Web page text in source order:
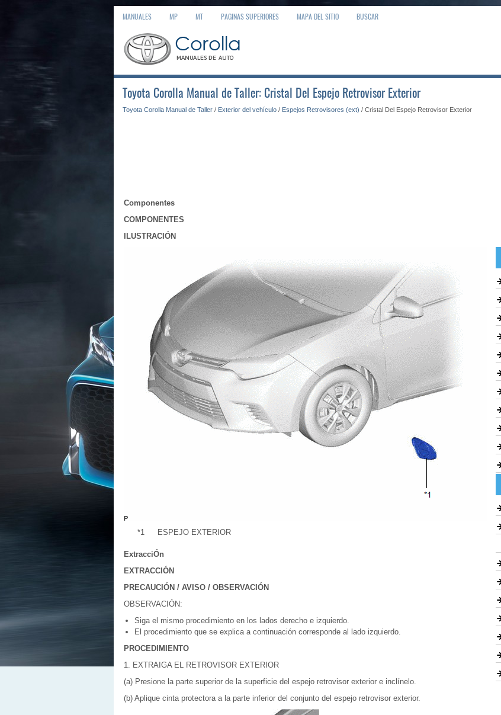
MANUALES MP MT PAGINAS SUPERIORES MAPA DEL SITIO BUSCAR
Toyota Corolla Manual de Taller: Cristal Del Espejo Retrovisor Exterior
Toyota Corolla Manual de Taller / Exterior del vehículo / Espejos Retrovisores (ext) / Cristal Del Espejo Retrovisor Exterior
Componentes
COMPONENTES
ILUSTRACIÓN
*1 ESPEJO EXTERIOR
ExtracciÓn
EXTRACCIÓN
PRECAUCIÓN / AVISO / OBSERVACIÓN
OBSERVACIÓN:
Siga el mismo procedimiento en los lados derecho e izquierdo.
El procedimiento que se explica a continuación corresponde al lado izquierdo.
PROCEDIMIENTO
1. EXTRAIGA EL RETROVISOR EXTERIOR
(a) Presione la parte superior de la superficie del espejo retrovisor exterior e inclínelo.
(b) Aplique cinta protectora a la parte inferior del conjunto del espejo retrovisor exterior.